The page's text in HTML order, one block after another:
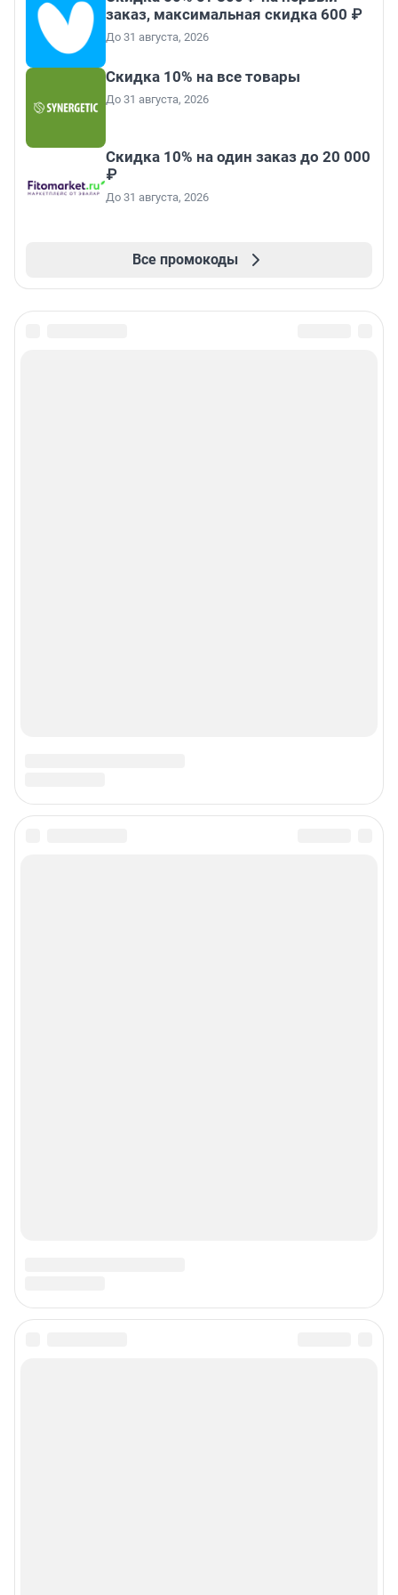
заказ, максимальная скидка 600 ₽
До 31 августа, 2026
Скидка 10% на все товары
До 31 августа, 2026
Скидка 10% на один заказ до 20 000
₽
До 31 августа, 2026
Все промокоды